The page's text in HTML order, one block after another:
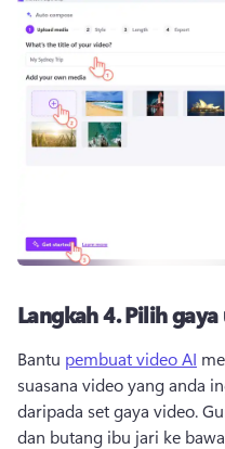
Langkah 4.Pilih
Bantu pembuat video AI
suasana video yang anda
daripada set gaya video.
dan butang ibu jari ke